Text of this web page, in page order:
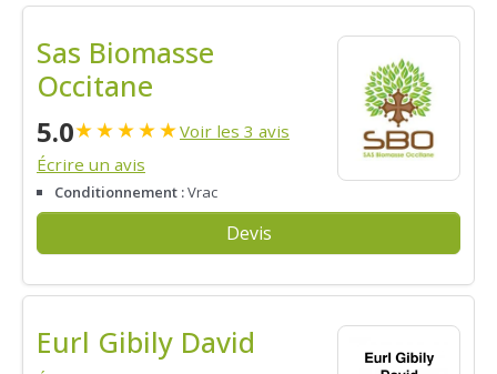
Sas Biomasse
Occitane
5.0★★★★★Voir les 3 avis
Écrire un avis
Conditionnement :Vrac
Devis
Eurl Gibily David